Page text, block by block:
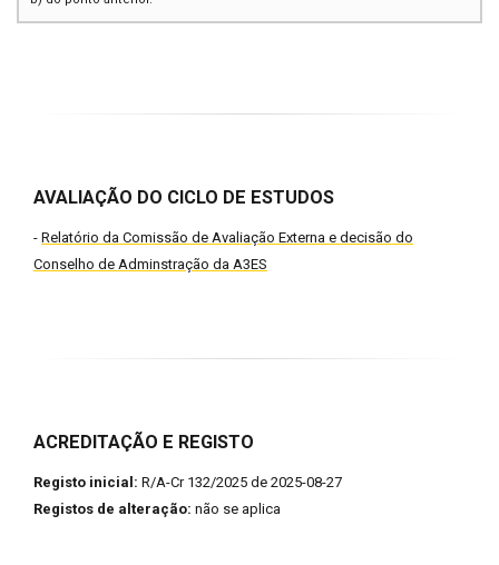
AVALIAÇÃO DO CICLO DE ESTUDOS
- Relatório da Comissão de Avaliação Externa e decisão do
Conselho de Adminstração da A3ES
ACREDITAÇÃO E REGISTO
Registo inicial: R/A-Cr 132/2025 de 2025-08-27
Registos de alteração: não se aplica